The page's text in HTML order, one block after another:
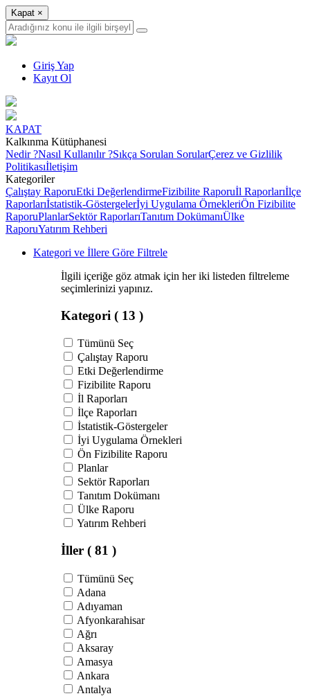
Kapat ×
Giriş Yap
Kayıt Ol
KAPAT
Kalkınma Kütüphanesi
Nedir ?Nasıl Kullanılır ?Sıkça Sorulan SorularÇerez ve Gizlilik
Politikasıİletişim
Kategoriler
Çalıştay RaporuEtki DeğerlendirmeFizibilite Raporuİl Raporlarıİlçe
Raporlarıİstatistik-Göstergelerİyi Uygulama ÖrnekleriÖn Fizibilite
RaporuPlanlarSektör RaporlarıTanıtım DokümanıÜlke
RaporuYatırım Rehberi
Kategori ve İllere Göre Filtrele
İlgili içeriğe göz atmak için her iki listeden filtreleme
seçimlerinizi yapınız.
Kategori ( 13 )
Tümünü Seç
Çalıştay Raporu
Etki Değerlendirme
Fizibilite Raporu
İl Raporları
İlçe Raporları
İstatistik-Göstergeler
İyi Uygulama Örnekleri
Ön Fizibilite Raporu
Planlar
Sektör Raporları
Tanıtım Dokümanı
Ülke Raporu
Yatırım Rehberi
İller ( 81 )
Tümünü Seç
Adana
Adıyaman
Afyonkarahisar
Ağrı
Aksaray
Amasya
Ankara
Antalya